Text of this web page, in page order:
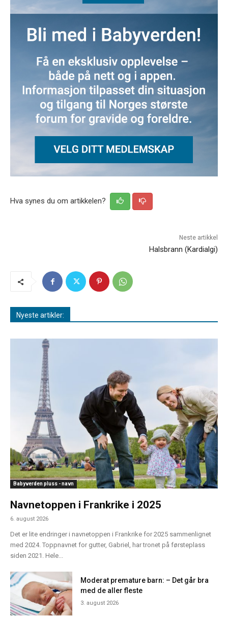
Hva synes du om artikkelen?
Neste artikkel
Halsbrann (Kardialgi)
Nyeste artikler:
Babyverden pluss - navn
Navnetoppen i Frankrike i 2025
6. august 2026
Det er lite endringer i navnetoppen i Frankrike for 2025 sammenlignet
med 2024. Toppnavnet for gutter, Gabriel, har tronet på førsteplass
siden 2021. Hele...
Moderat premature barn: – Det går bra
med de aller fleste
3. august 2026